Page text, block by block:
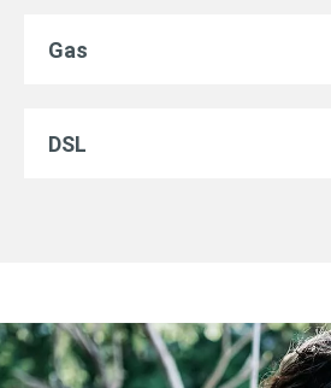
Gas
DSL